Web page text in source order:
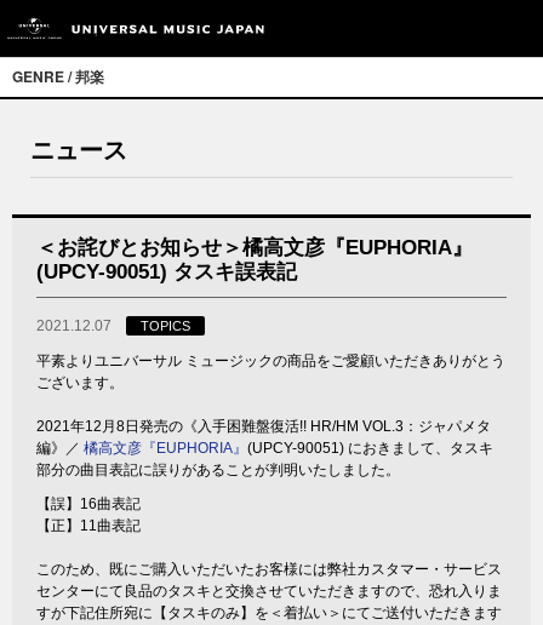
GENRE / 邦楽
ニュース
＜お詫びとお知らせ＞橘高文彦『EUPHORIA』
(UPCY-90051) タスキ誤表記
2021.12.07 TOPICS
平素よりユニバーサル ミュージックの商品をご愛顧いただきありがとう
ございます。
2021年12月8日発売の《入手困難盤復活!! HR/HM VOL.3：ジャパメタ
編》／ 橘高文彦『EUPHORIA』 (UPCY-90051) におきまして、タスキ
部分の曲目表記に誤りがあることが判明いたしました。
【誤】16曲表記
【正】11曲表記
このため、既にご購入いただいたお客様には弊社カスタマー・サービス
センターにて良品のタスキと交換させていただきますので、恐れ入りま
すが下記住所宛に【タスキのみ】を＜着払い＞にてご送付いただきます